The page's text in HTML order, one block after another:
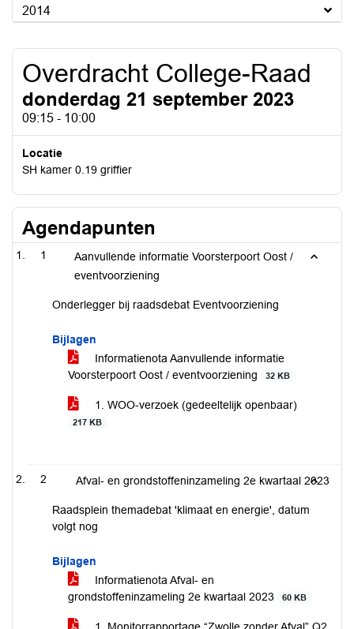
2014
Overdracht College-Raad
donderdag 21 september 2023
09:15 - 10:00
Locatie
SH kamer 0.19 griffier
Agendapunten
1
Aanvullende informatie Voorsterpoort Oost /
eventvoorziening
Onderlegger bij raadsdebat Eventvoorziening
Bijlagen
Informatienota Aanvullende informatie
Voorsterpoort Oost / eventvoorziening
32 KB
1. WOO-verzoek (gedeeltelijk openbaar)
217 KB
2 Afval- en grondstoffeninzameling 2e kwartaal 2023
Raadsplein themadebat 'klimaat en energie', datum
volgt nog
Bijlagen
Informatienota Afval- en
grondstoffeninzameling 2e kwartaal 2023
60 KB